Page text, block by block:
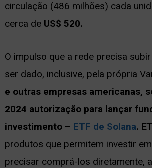
circulação (486 milhões) cada
cerca de US$ 520.
O impulso que a rede precisa
ser dado, inclusive, pela própria
e outras empresas americanas,
2024 autorização para lançar
investimento – ETF de Solana.
produtos que permitem investir
precisar comprá-los diretamente,